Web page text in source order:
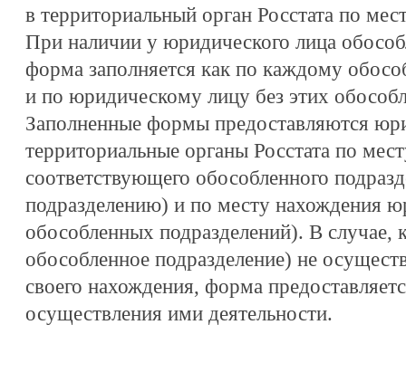
в территориальный орган Росстата по
При наличии у юридического лица
форма заполняется как по каждому
и по юридическому лицу без этих
Заполненные формы предоставляются
территориальные органы Росстата по
соответствующего обособленного
подразделению) и по месту нахождения
обособленных подразделений). В случае,
обособленное подразделение) не
своего нахождения, форма
осуществления ими деятельности.